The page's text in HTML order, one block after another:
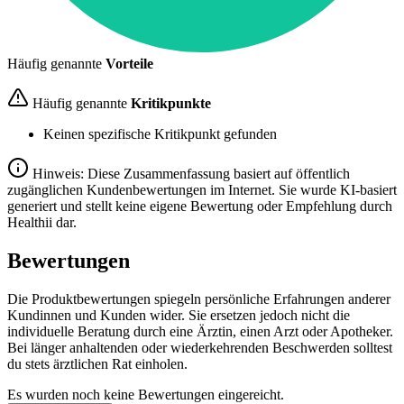
Häufig genannte Vorteile
Häufig genannte Kritikpunkte
Keinen spezifische Kritikpunkt gefunden
Hinweis: Diese Zusammenfassung basiert auf öffentlich
zugänglichen Kundenbewertungen im Internet. Sie wurde KI-basiert
generiert und stellt keine eigene Bewertung oder Empfehlung durch
Healthii dar.
Bewertungen
Die Produktbewertungen spiegeln persönliche Erfahrungen anderer
Kundinnen und Kunden wider. Sie ersetzen jedoch nicht die
individuelle Beratung durch eine Ärztin, einen Arzt oder Apotheker.
Bei länger anhaltenden oder wiederkehrenden Beschwerden solltest
du stets ärztlichen Rat einholen.
Es wurden noch keine Bewertungen eingereicht.